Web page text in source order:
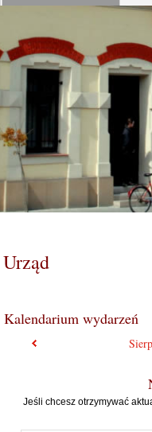
Urząd
Kalendarium wydarzeń
Jeśli chcesz otrzymywać